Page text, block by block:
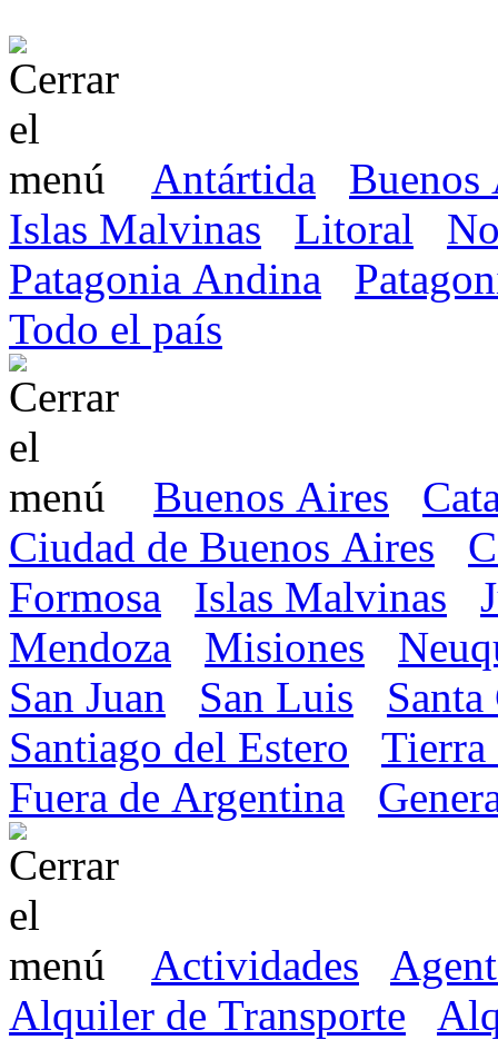
Antártida
Buenos
Islas Malvinas
Litoral
Patagonia Andina
Todo el país
Buenos Aires
Ciudad de Buenos Aires
Formosa
Islas Malvinas
Mendoza
Misiones
San Juan
San Luis
Santiago del Estero
Tierra
Fuera de Argentina
Actividades
Alquiler de Transporte